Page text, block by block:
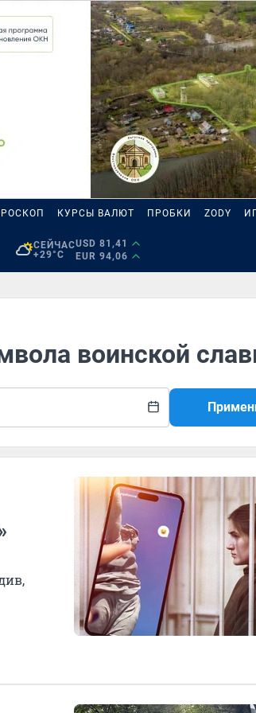
КУРСЫ ВАЛЮТ ПРОБКИ ZODY
СЕЙЧАС
+29°C
USD 81,41
EUR 94,06
воинской